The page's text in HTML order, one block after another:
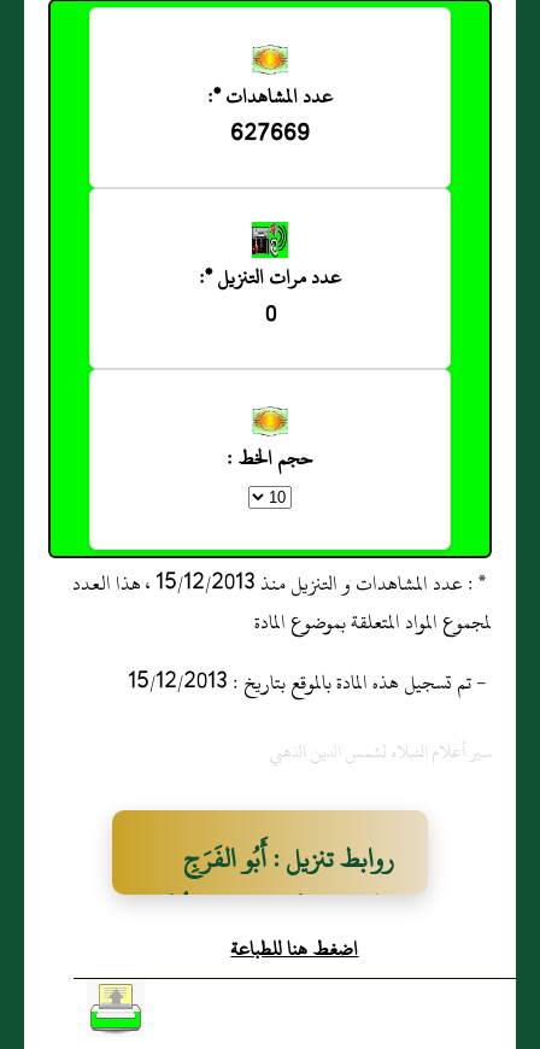
عدد المشاهدات *:
627669
عدد مرات التنزيل *:
0
حجم الخط :
* : عدد المشاهدات و التنزيل منذ 15/12/2013 ، هذا العدد
لمجموع المواد المتعلقة بموضوع المادة
- تم تسجيل هذه المادة بالموقع بتاريخ : 15/12/2013
سير أعلام النبلاء لشمس الدين الذهبي
روابط تنزيل : أَبُو الفَرَجِ
الحَنْبَلِيُّ عَبْدُ الوَاحِدِ بنُ مُحَمَّدِ
بنِ عَلِيٍّ
اضغط هنا للطباعة